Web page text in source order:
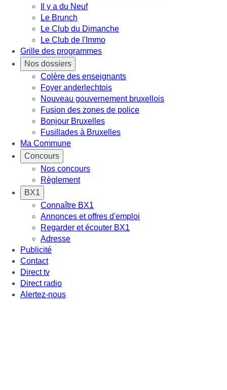
Il y a du Neuf
Le Brunch
Le Club du Dimanche
Le Club de l'Immo
Grille des programmes
Nos dossiers
Colère des enseignants
Foyer anderlechtois
Nouveau gouvernement bruxellois
Fusion des zones de police
Bonjour Bruxelles
Fusillades à Bruxelles
Ma Commune
Concours
Nos concours
Règlement
BX1
Connaître BX1
Annonces et offres d'emploi
Regarder et écouter BX1
Adresse
Publicité
Contact
Direct tv
Direct radio
Alertez-nous